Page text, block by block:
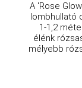
A 'Rose
lombhullató
1-1,2
élénk
mélyebb